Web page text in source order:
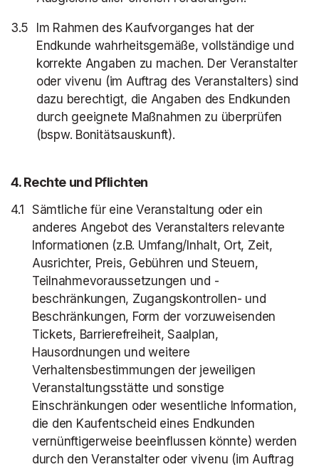
Im Rahmen des Kaufvorganges hat der
Endkunde wahrheitsgemäße, vollständige und
korrekte Angaben zu machen. Der Veranstalter
oder vivenu (im Auftrag des Veranstalters) sind
dazu berechtigt, die Angaben des Endkunden
durch geeignete Maßnahmen zu überprüfen
(bspw. Bonitätsauskunft).
4. Rechte und Pflichten
Sämtliche für eine Veranstaltung oder ein
anderes Angebot des Veranstalters relevante
Informationen (z.B. Umfang/Inhalt, Ort, Zeit,
Ausrichter, Preis, Gebühren und Steuern,
Teilnahmevoraussetzungen und -
beschränkungen, Zugangskontrollen- und
Beschränkungen, Form der vorzuweisenden
Tickets, Barrierefreiheit, Saalplan,
Hausordnungen und weitere
Verhaltensbestimmungen der jeweiligen
Veranstaltungsstätte und sonstige
Einschränkungen oder wesentliche Information,
die den Kaufentscheid eines Endkunden
vernünftigerweise beeinflussen könnte) werden
durch den Veranstalter oder vivenu (im Auftrag